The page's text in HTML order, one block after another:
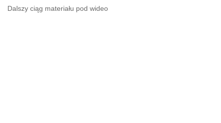
Dalszy ciąg materiału pod wideo